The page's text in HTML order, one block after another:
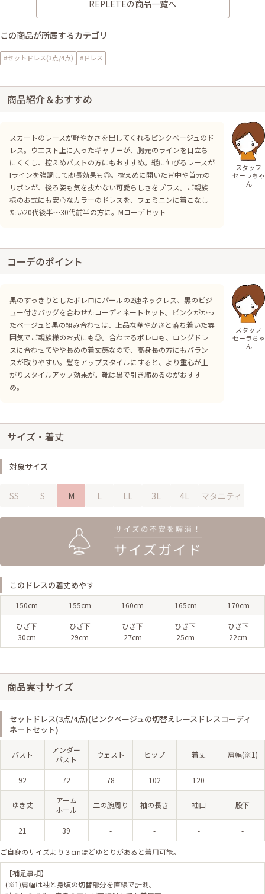
REPLETEの商品一覧へ
この商品が所属するカテゴリ
#セットドレス(3点/4点) #ドレス
商品紹介＆おすすめ
スカートのレースが軽やかさを出してくれるピンクベージュのド
レス。ウエスト上に入ったギャザーが、胸元のラインを目立ち
にくくし、控えめバストの方にもおすすめ。縦に伸びるレースが
Iラインを強調して脚長効果も◎。控えめに開いた背中や首元の
リボンが、後ろ姿も気を抜かない可愛らしさをプラス。ご親族
様のお式にも安心なカラーのドレスを、フェミニンに着こなし
たい20代後半〜30代前半の方に。Mコーデセット
スタッフ
セーラちゃ
ん
コーデのポイント
黒のすっきりとしたボレロにパールの2連ネックレス、黒のビジ
ュー付きバッグを合わせたコーディネートセット。ピンクがかっ
たベージュと黒の組み合わせは、上品な華やかさと落ち着いた雰
囲気でご親族様のお式にも◎。合わせるボレロも、ロングドレ
スに合わせてやや長めの着丈感なので、高身長の方にもバラン
スが取りやすい。髪をアップスタイルにすると、より重心が上
がりスタイルアップ効果が。靴は黒で引き締めるのがおすす
め。
スタッフ
セーラちゃ
ん
サイズ・着丈
対象サイズ
SS S M L LL 3L 4L マタニティ
このドレスの着丈めやす
150cm 155cm 160cm 165cm 170cm
ひざ下
30cm
ひざ下
29cm
ひざ下
27cm
ひざ下
25cm
ひざ下
22cm
商品実寸サイズ
セットドレス(3点/4点)(ピンクベージュの切替えレースドレスコーディ
ネートセット)
バスト
アンダー
バスト
ウェスト ヒップ 着丈 肩幅(※1)
92 72 78 102 120 -
ゆき丈
アーム
ホール
二の腕周り 袖の長さ 袖口 股下
21 39 - - - -
ご自身のサイズより３cmほどゆとりがあると着用可能。
【補足事項】
(※1)肩幅は袖と身頃の切替部分を直線で計測。